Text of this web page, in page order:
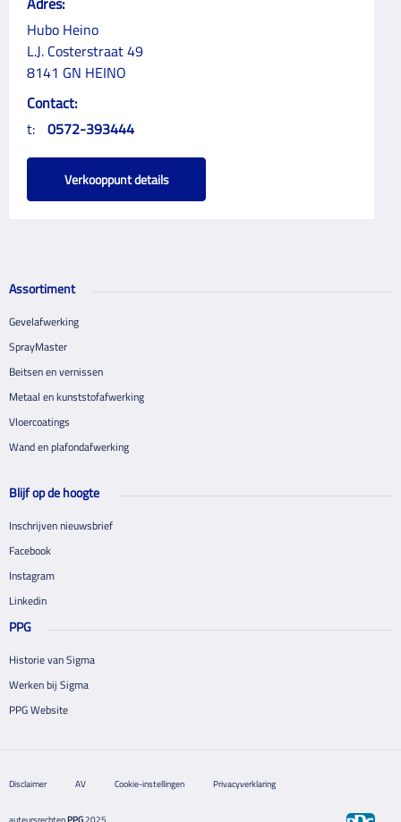
Hubo Heino
L.J. Costerstraat 49
8141 GN HEINO
Contact:
t: 0572-393444
Verkooppunt details
Assortiment
Gevelafwerking
SprayMaster
Beitsen en vernissen
Metaal en kunststofafwerking
Vloercoatings
Wand en plafondafwerking
Blijf op de hoogte
Inschrijven nieuwsbrief
Facebook
Instagram
Linkedin
PPG
Historie van Sigma
Werken bij Sigma
PPG Website
Disclaimer AV Cookie-instellingen Privacyverklaring